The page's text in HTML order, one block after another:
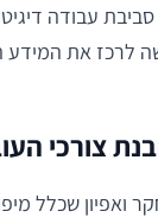
עבודה
לרכז את המידע
צורכי
שכלל